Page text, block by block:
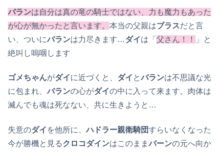
バランは自分は真の竜の騎士ではない、力も魔力もあった
が心が無かったと言います。 本当の父親はブラスだと言
い、ついにバランは力尽きます…ダイは「 父さん！！
」と
絶叫し嗚咽します
ゴメちゃんがダイに近づくと、 ダイ とバランは不思議な光
に包まれ、バランの心がダイの中に入って来ます。肉体は
滅んでも魂は死なない、共に生きようと…
失意のダイ を他所に、ハドラー親衛騎団すらいなくなった
今が勝機と見るクロコダインはこのままバーンの元へ向か